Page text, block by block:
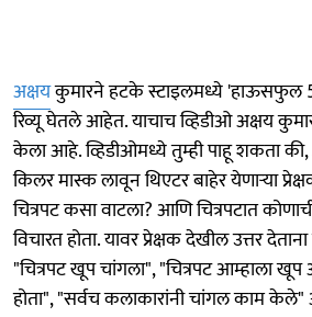
अक्षयकुमारने हटके स्टाइलमध्ये 'हाऊसफुल
रिव्यू घेतले आहेत. याचाच व्हिडीओ अक्षय
केला आहे. व्हिडीओमध्ये तुम्ही पाहू शकता की,
किलर मास्क लावून थिएटर बाहेर येणाऱ्या
चित्रपट कसा वाटला? आणि चित्रपटात
विचारत होता. यावर प्रेक्षक देखील उत्तर
"चित्रपट खूप चांगला", "चित्रपट आम्हाला
होता", "सर्वच कलाकारांनी चांगल काम केले"